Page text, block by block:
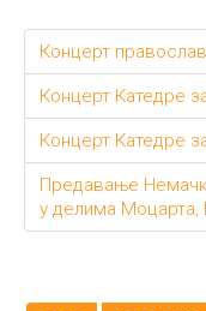
Концерт
Концерт Катедре
Концерт Катедре
Предавање
у делима Моцарта,